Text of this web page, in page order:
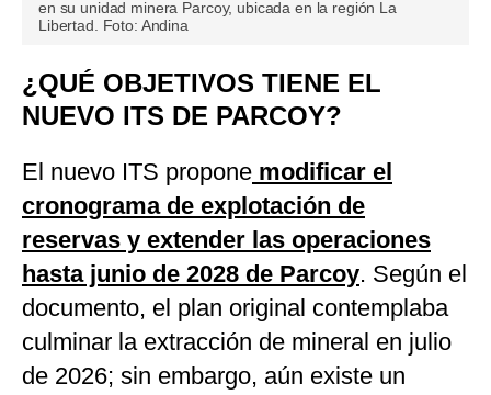
en su unidad minera Parcoy, ubicada en la región La
Libertad. Foto: Andina
¿QUÉ OBJETIVOS TIENE EL
NUEVO ITS DE PARCOY?
El nuevo ITS propone modificar el
cronograma de explotación de
reservas y extender las operaciones
hasta junio de 2028 de Parcoy. Según el
documento, el plan original contemplaba
culminar la extracción de mineral en julio
de 2026; sin embargo, aún existe un